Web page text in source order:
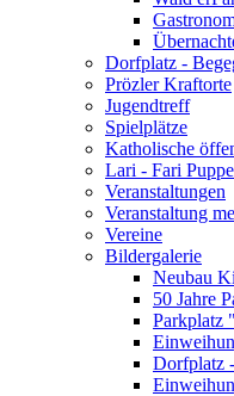
Dorfplatz -
Prözler Kraftorte
Jugendtreff
Spielplätze
Katholische
Lari - Fari
Veranstaltungen
Veranstaltung
Vereine
Bildergalerie
Neubau
50 Jahre
Parkplatz
Dorfplatz